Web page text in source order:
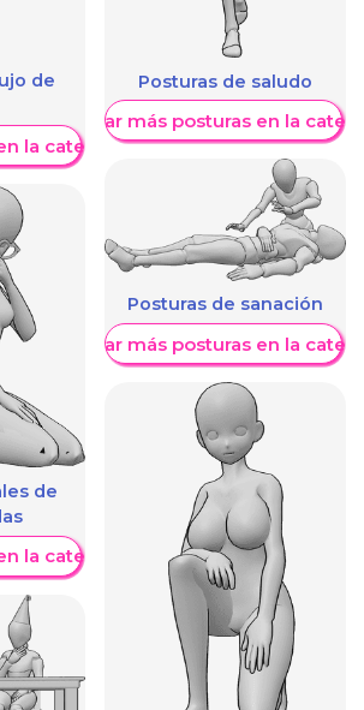
de
la categoría
de
la categoría
Posturas de saludo
Mostrar más posturas en la
Posturas de sanación
Mostrar más posturas en la